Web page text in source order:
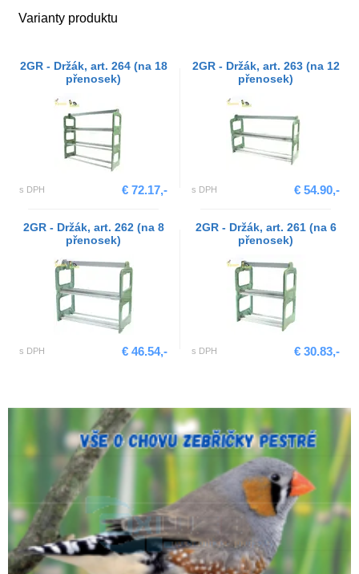
Varianty produktu
2GR - Držák, art. 264 (na 18
přenosek)
s DPH € 72.17,-
2GR - Držák, art. 263 (na 12
přenosek)
s DPH € 54.90,-
2GR - Držák, art. 262 (na 8
přenosek)
s DPH € 46.54,-
2GR - Držák, art. 261 (na 6
přenosek)
s DPH € 30.83,-